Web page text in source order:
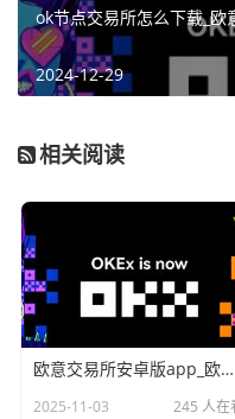
ok节点交易所怎么下载_
2024-12-29
相关阅读
欧意交易所安卓版app_欧意交易所安卓版手机端下载链接打不开
2025-11-03 245 人在